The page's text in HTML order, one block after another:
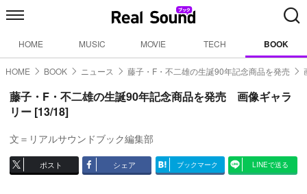
HOME MUSIC MOVIE TECH BOOK
HOME BOOK ニュース 藤子・F・不二雄の生誕90年記念商品を発売
藤子・F・不二雄の生誕90年記念商品を発売 画像ギャラ
リー [13/18]
文＝リアルサウンドブック編集部
ポスト シェア ブックマーク LINEで送る